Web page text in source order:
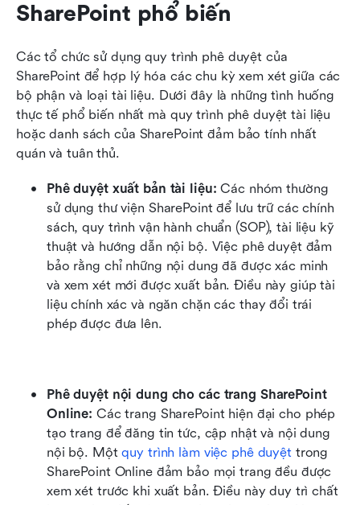
SharePoint phổ biến
Các tổ chức sử dụng quy trình phê duyệt của
SharePoint để hợp lý hóa các chu kỳ xem xét giữa các
bộ phận và loại tài liệu. Dưới đây là những tình huống
thực tế phổ biến nhất mà quy trình phê duyệt tài liệu
hoặc danh sách của SharePoint đảm bảo tính nhất
quán và tuân thủ.
Phê duyệt xuất bản tài liệu: Các nhóm thường
sử dụng thư viện SharePoint để lưu trữ các chính
sách, quy trình vận hành chuẩn (SOP), tài liệu kỹ
thuật và hướng dẫn nội bộ. Việc phê duyệt đảm
bảo rằng chỉ những nội dung đã được xác minh
và xem xét mới được xuất bản. Điều này giúp tài
liệu chính xác và ngăn chặn các thay đổi trái
phép được đưa lên.
Phê duyệt nội dung cho các trang SharePoint
Online: Các trang SharePoint hiện đại cho phép
tạo trang để đăng tin tức, cập nhật và nội dung
nội bộ. Một quy trình làm việc phê duyệt trong
SharePoint Online đảm bảo mọi trang đều được
xem xét trước khi xuất bản. Điều này duy trì chất